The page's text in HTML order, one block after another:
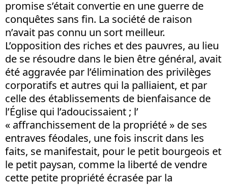
promise s’était convertie en une guerre de
conquêtes sans fin. La société de raison
n’avait pas connu un sort meilleur.
L’opposition des riches et des pauvres, au lieu
de se résoudre dans le bien être général, avait
été aggravée par l’élimination des privilèges
corporatifs et autres qui la palliaient, et par
celle des établissements de bienfaisance de
l’Église qui l’adoucissaient ; l’
« affranchissement de la propriété » de ses
entraves féodales, une fois inscrit dans les
faits, se manifestait, pour le petit bourgeois et
le petit paysan, comme la liberté de vendre
cette petite propriété écrasée par la